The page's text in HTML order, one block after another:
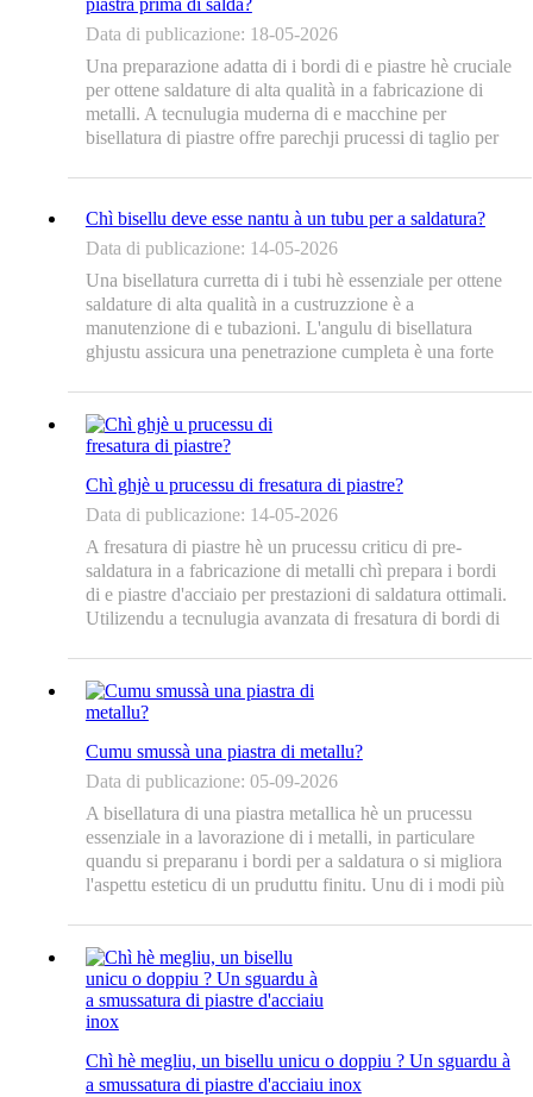
piastra prima di saldà?
Data di publicazione: 18-05-2026
Una preparazione adatta di i bordi di e piastre hè cruciale
per ottene saldature di alta qualità in a fabricazione di
metalli. A tecnulugia muderna di e macchine per
bisellatura di piastre offre parechji prucessi di taglio per
scanalature pulite è una penetrazione ottimale di e
saldature. ...
Chì bisellu deve esse nantu à un tubu per a saldatura?
Data di publicazione: 14-05-2026
Una bisellatura curretta di i tubi hè essenziale per ottene
saldature di alta qualità in a custruzzione è a
manutenzione di e tubazioni. L'angulu di bisellatura
ghjustu assicura una penetrazione cumpleta è una forte
portatili per a bisellatura di tubi hà rivoluzionatu u modu
in cui i fabricatori preparanu l'estremità di i tubi per a
saldatura...
Chì ghjè u prucessu di fresatura di piastre?
Data di publicazione: 14-05-2026
A fresatura di piastre hè un prucessu criticu di pre-
saldatura in a fabricazione di metalli chì prepara i bordi
di e piastre d'acciaio per prestazioni di saldatura ottimali.
Utilizendu a tecnulugia avanzata di fresatura di bordi di
finiture superficiali pulite chì segnanu...
Cumu smussà una piastra di metallu?
Data di publicazione: 05-09-2026
A bisellatura di una piastra metallica hè un prucessu
essenziale in a lavorazione di i metalli, in particulare
quandu si preparanu i bordi per a saldatura o si migliora
l'aspettu esteticu di un pruduttu finitu. Unu di i modi più
macchina per bisellatura di piastre. Trà e varie opzioni
dispunibili...
Chì hè megliu, un bisellu unicu o doppiu ? Un sguardu à
a smussatura di piastre d'acciaiu inox